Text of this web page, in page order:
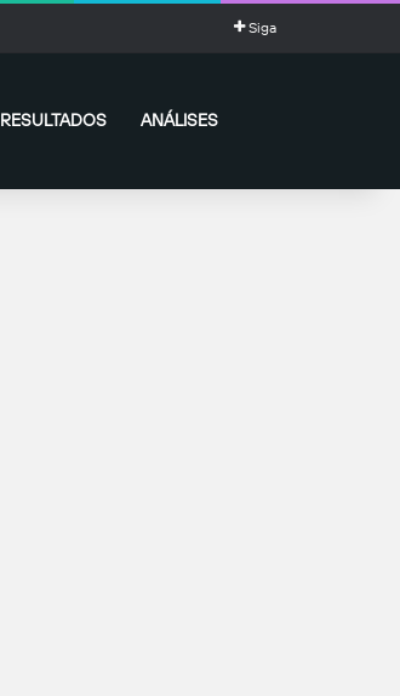
Siga
RESULTADOS ANÁLISES